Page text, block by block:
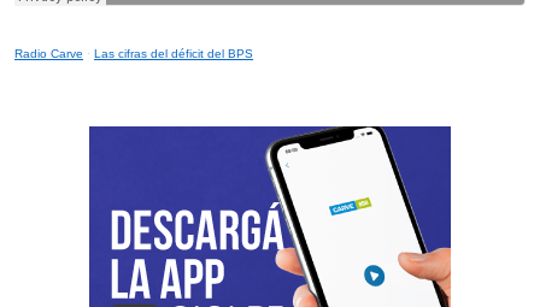
Radio Carve · Las cifras del déficit del BPS